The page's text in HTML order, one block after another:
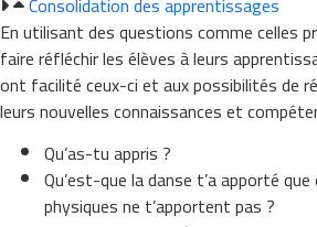
En utilisant des questions comme celles
faire réfléchir les élèves à leurs
ont facilité ceux-ci et aux possibilités de
leurs nouvelles connaissances et
Qu’as-tu appris ?
Qu’est-que la danse t’a apporté
physiques ne t’apportent pas ?